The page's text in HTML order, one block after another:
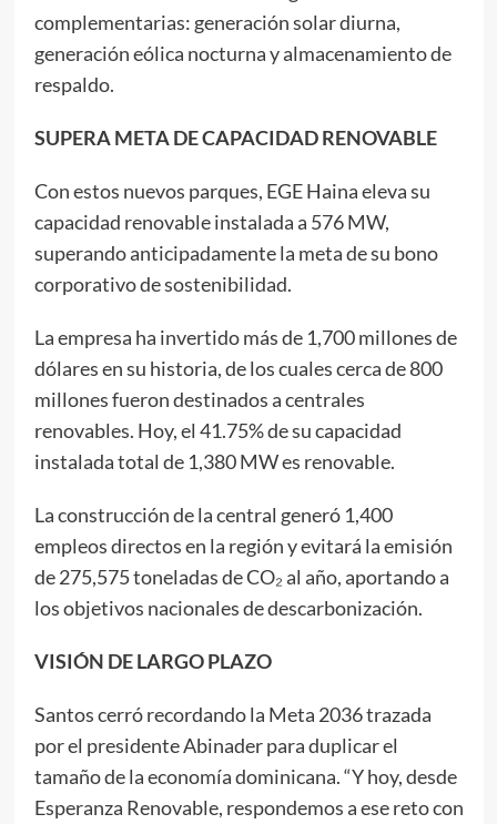
complementarias: generación solar diurna,
generación eólica nocturna y almacenamiento de
respaldo.
SUPERA META DE CAPACIDAD RENOVABLE
Con estos nuevos parques, EGE Haina eleva su
capacidad renovable instalada a 576 MW,
superando anticipadamente la meta de su bono
corporativo de sostenibilidad.
La empresa ha invertido más de 1,700 millones de
dólares en su historia, de los cuales cerca de 800
millones fueron destinados a centrales
renovables. Hoy, el 41.75% de su capacidad
instalada total de 1,380 MW es renovable.
La construcción de la central generó 1,400
empleos directos en la región y evitará la emisión
de 275,575 toneladas de CO₂ al año, aportando a
los objetivos nacionales de descarbonización.
VISIÓN DE LARGO PLAZO
Santos cerró recordando la Meta 2036 trazada
por el presidente Abinader para duplicar el
tamaño de la economía dominicana. “Y hoy, desde
Esperanza Renovable, respondemos a ese reto con